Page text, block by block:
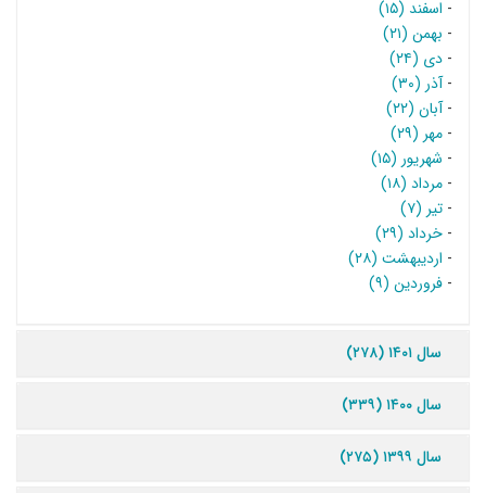
- اسفند (۱۵)
- بهمن (۲۱)
- دی (۲۴)
-آذر (۳۰)
-آبان (۲۲)
- مهر (۲۹)
- شهریور (۱۵)
- مرداد (۱۸)
- تیر (۷)
- خرداد (۲۹)
- اردیبهشت (۲۸)
- فروردین (۹)
سال ۱۴۰۱ (۲۷۸)
سال ۱۴۰۰ (۳۳۹)
سال ۱۳۹۹ (۲۷۵)